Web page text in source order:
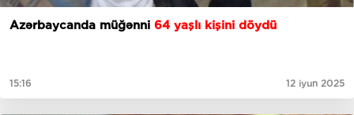
Azərbaycanda müğənni 64 yaşlı kişini döydü
15:16 12 iyun 2025